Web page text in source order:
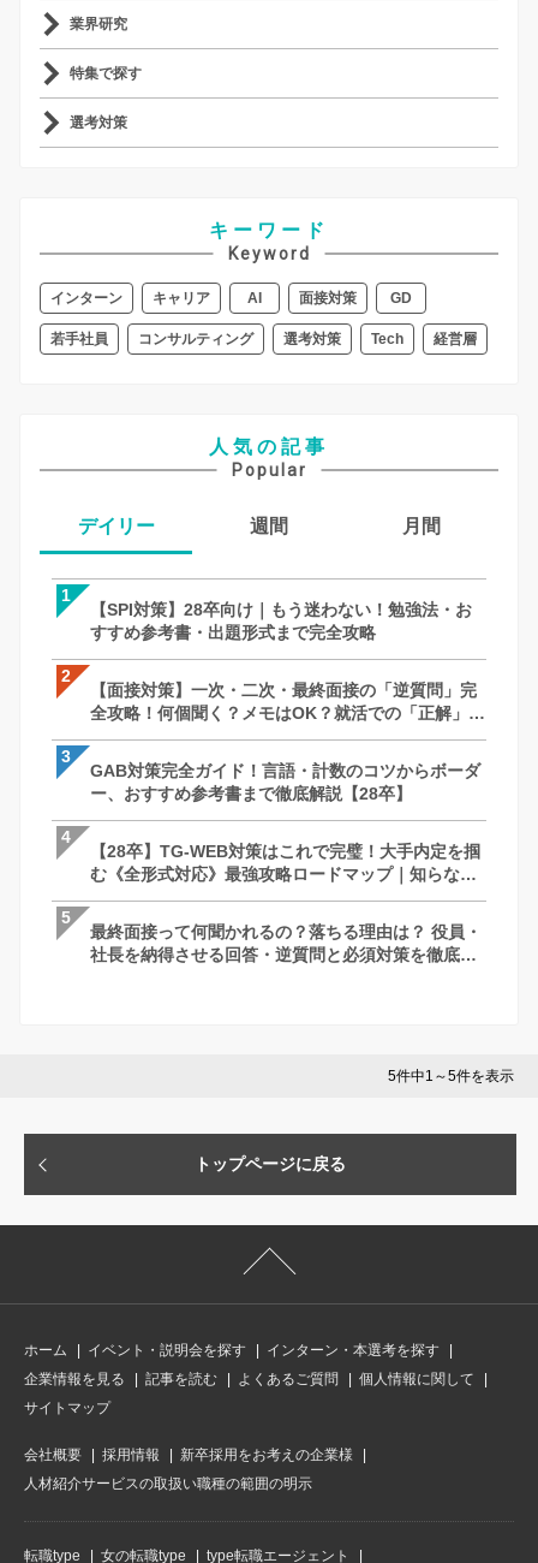
業界研究
特集で探す
選考対策
キーワード
Keyword
インターン キャリア AI 面接対策 GD
若手社員 コンサルティング 選考対策 Tech 経営層
人気の記事
Popular
デイリー
1
【SPI対策】28卒向け｜もう迷わない！勉強法・お
すすめ参考書・出題形式まで完全攻略
2
【面接対策】一次・二次・最終面接の「逆質問」完
全攻略！何個聞く？メモはOK？就活での「正解」を
徹底解説｜27卒・28卒向け
3
GAB対策完全ガイド！言語・計数のコツからボーダ
ー、おすすめ参考書まで徹底解説【28卒】
4
【28卒】TG-WEB対策はこれで完璧！大手内定を掴
む《全形式対応》最強攻略ロードマップ｜知らない
と損する問題傾向と突破の秘訣
5
最終面接って何聞かれるの？落ちる理由は？ 役員・
社長を納得させる回答・逆質問と必須対策を徹底解
週間
【SPI対策】28卒向け｜もう迷わない！
すすめ参考書・出題形式まで完全攻略
【面接対策】一次・二次・最終面接の「
全攻略！何個聞く？メモはOK？就活での
徹底解説｜27卒・28卒向け
最終面接って何聞かれるの？落ちる理由
社長を納得させる回答・逆質問と必須対
説
ケース面接とは？例題と解答パターン/対
で完全網羅！【28卒】
GAB対策完全ガイド！言語・計数のコツ
ー、おすすめ参考書まで徹底解説【28卒
月間
【面接対策】一次・二次・最終面接の「
全攻略！何個聞く？メモはOK？就活での
徹底解説｜27卒・28卒向け
【SPI対策】28卒向け｜もう迷わない！
すすめ参考書・出題形式まで完全攻略
ケース面接とは？例題と解答パターン/対
で完全網羅！【28卒】
最終面接って何聞かれるの？落ちる理由
社長を納得させる回答・逆質問と必須対
説
苦手な人がいたときはどうしますか？ ー
さとコツ
5件中1～5件を表示
トップページに戻る
ホーム イベント・説明会を探す
インターン・本選考を探す
企業情報を見る
記事を読む よくあるご質問
個人情報に関して
サイトマップ
会社概要 採用情報
新卒採用をお考えの企業様
人材紹介サービスの取扱い職種の範囲の明示
転職type 女の転職type type転職エージェント